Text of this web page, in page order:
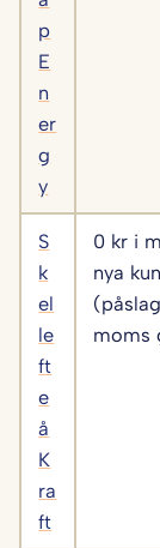
p
E
n
er
g
y
S
k
el
le
ft
e
å
K
ra
ft
0 kr i
nya
moms